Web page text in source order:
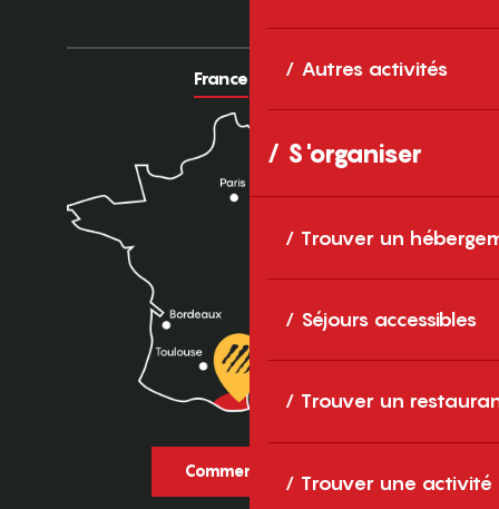
Autres activités
S'organiser
Trouver un
Séjours accessibles
Trouver un
Trouver une activité
France Europe
Comment venir ?